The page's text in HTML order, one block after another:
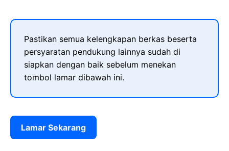
Pastikan semua kelengkapan berkas beserta
persyaratan pendukung lainnya sudah di
siapkan dengan baik sebelum menekan
tombol lamar dibawah ini.
Lamar Sekarang